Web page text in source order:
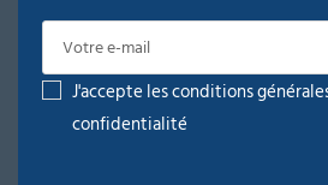
J'accepte les conditions
confidentialité